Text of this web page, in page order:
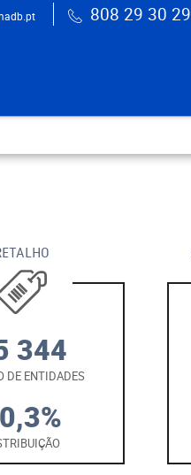
808 29 30 29
344
DE ENTIDADES